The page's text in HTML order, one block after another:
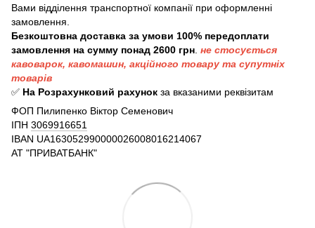
Вами відділення транспортної компанії при оформленні
замовлення.
Безкоштовна доставка за умови 100% передоплати
замовлення на сумму понад 2600 грн не стосується
кавоварок, кавомашин, акційного товару та супутніх
товарів
✅ На Розрахунковий рахунок за вказаними реквізитам
ФОП Пилипенко Віктор Семенович
ІПН 3069916651
IBAN UA163052990000026008016214067
АТ "ПРИВАТБАНК"